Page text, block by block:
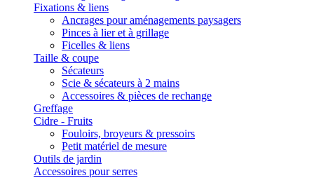
Fixations & liens
Ancrages pour aménagements paysagers
Pinces à lier et à grillage
Ficelles & liens
Taille & coupe
Sécateurs
Scie & sécateurs à 2 mains
Accessoires & pièces de rechange
Greffage
Cidre - Fruits
Fouloirs, broyeurs & pressoirs
Petit matériel de mesure
Outils de jardin
Accessoires pour serres